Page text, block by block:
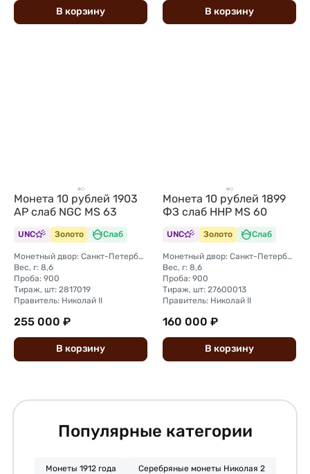
В корзину В корзину
Монета 10 рублей 1903
АР слаб NGC MS 63
UNC Золото Слаб
Монетный двор: Санкт-Петербургский монетный двор
Вес, г: 8,6
Проба: 900
Тираж, шт: 2817019
Правитель: Николай II
255 000 ₽
В корзину
Монета 10 рублей 1899
ФЗ слаб ННР MS 60
UNC Золото Слаб
Монетный двор: Санкт-Петербургский монетный двор
Вес, г: 8,6
Проба: 900
Тираж, шт: 27600013
Правитель: Николай II
160 000 ₽
В корзину
Популярные категории
Монеты 1912 года Серебряные монеты Николая 2